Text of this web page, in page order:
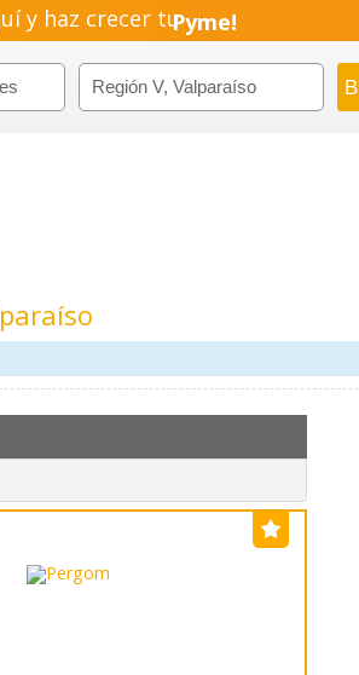
y haz crecer tuPyme!
Emprendimiento!